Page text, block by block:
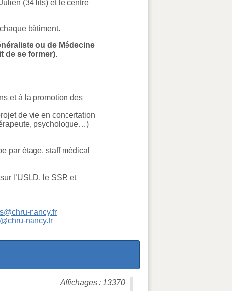
(34 lits) et le centre
bâtiment.
ou de Médecine
de se former).
et à la promotion des
de vie en concertation
psychologue…)
par étage, staff médical
l’USLD, le SSR et
nancy.fr
nancy.fr
Affichages : 13370